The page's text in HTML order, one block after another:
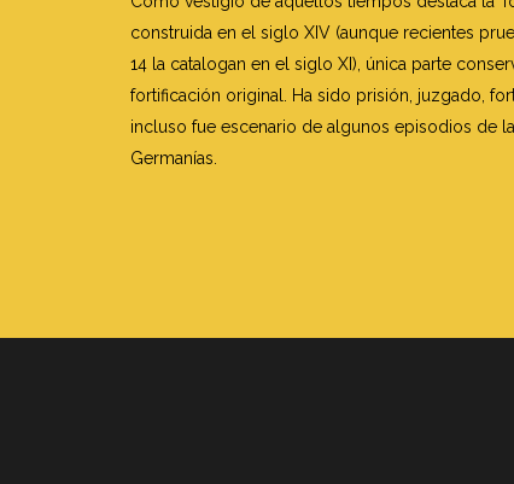
construida en el siglo XIV (aunque recientes
14 la catalogan en el siglo XI), única parte
fortificación original. Ha sido prisión, juzgado,
incluso fue escenario de algunos episodios de
Germanías.